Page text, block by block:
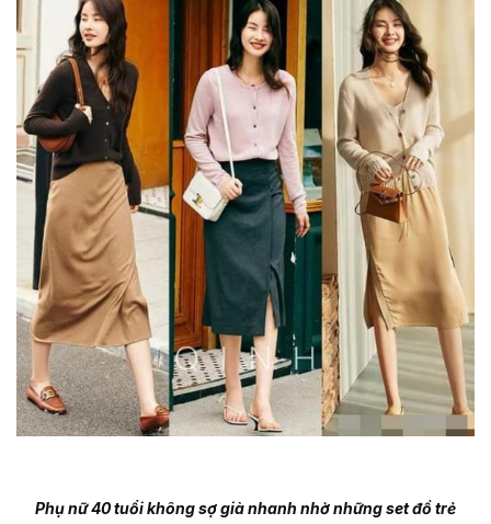
Phụ nữ 40 tuổi không sợ già nhanh nhờ những set đồ trẻ